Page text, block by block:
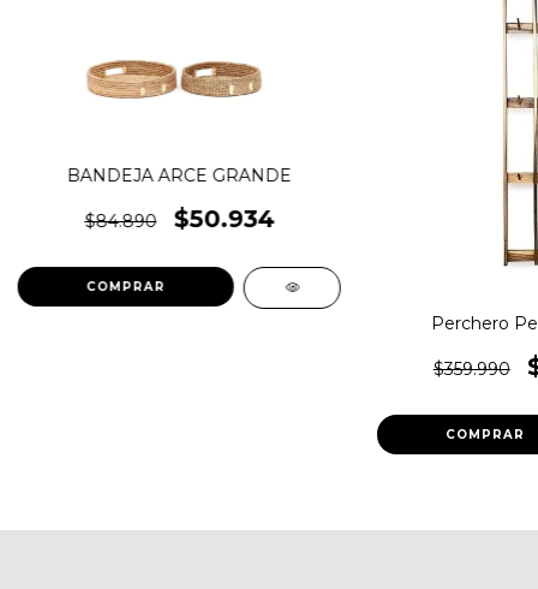
BANDEJA ARCE GRANDE
$84.890 $50.934
Perchero
$359.990